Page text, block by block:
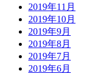
2019年11月
2019年10月
2019年9月
2019年8月
2019年7月
2019年6月